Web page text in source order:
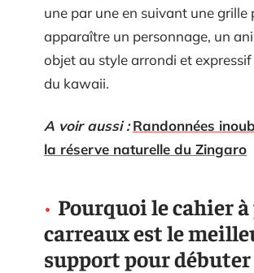
une par une en suivant une grille
apparaître un personnage, un
objet au style arrondi et
du kawaii.
A voir aussi : Randonnées
la réserve naturelle du Zingaro
Pourquoi le cahier
carreaux est le
support pour débuter